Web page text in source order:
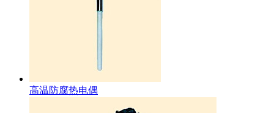
高温防腐热电偶